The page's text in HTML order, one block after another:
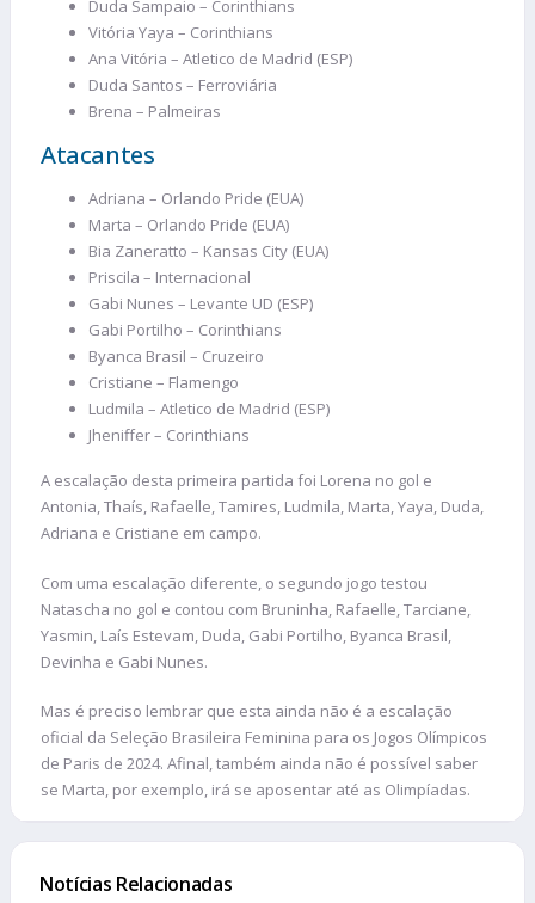
Duda Sampaio – Corinthians
Vitória Yaya – Corinthians
Ana Vitória – Atletico de Madrid (ESP)
Duda Santos – Ferroviária
Brena – Palmeiras
Atacantes
Adriana – Orlando Pride (EUA)
Marta – Orlando Pride (EUA)
Bia Zaneratto – Kansas City (EUA)
Priscila – Internacional
Gabi Nunes – Levante UD (ESP)
Gabi Portilho – Corinthians
Byanca Brasil – Cruzeiro
Cristiane – Flamengo
Ludmila – Atletico de Madrid (ESP)
Jheniffer – Corinthians
A escalação desta primeira partida foi Lorena no gol e
Antonia, Thaís, Rafaelle, Tamires, Ludmila, Marta, Yaya, Duda,
Adriana e Cristiane em campo.
Com uma escalação diferente, o segundo jogo testou
Natascha no gol e contou com Bruninha, Rafaelle, Tarciane,
Yasmin, Laís Estevam, Duda, Gabi Portilho, Byanca Brasil,
Devinha e Gabi Nunes.
Mas é preciso lembrar que esta ainda não é a escalação
oficial da Seleção Brasileira Feminina para os Jogos Olímpicos
de Paris de 2024. Afinal, também ainda não é possível saber
se Marta, por exemplo, irá se aposentar até as Olimpíadas.
Notícias Relacionadas